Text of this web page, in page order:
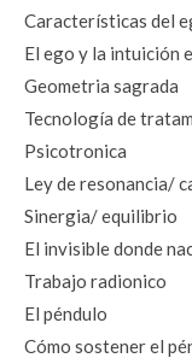
Características del
El ego y la intuición
Geometria sagrada
Tecnología de
Psicotronica
Ley de resonancia/
Sinergia/ equilibrio
El invisible donde
Trabajo radionico
El péndulo
Cómo sostener el